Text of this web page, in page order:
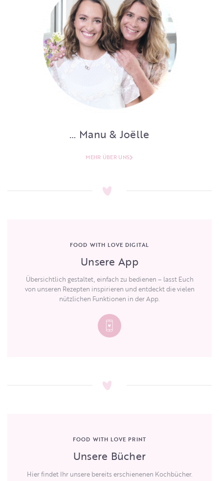
… Manu & Joëlle
MEHR ÜBER UNS
FOOD WITH LOVE DIGITAL
Unsere App
Übersichtlich gestaltet, einfach zu bedienen – lasst Euch
von unseren Rezepten inspirieren und entdeckt die vielen
nützlichen Funktionen in der App.
FOOD WITH LOVE PRINT
Unsere Bücher
Hier findet Ihr unsere bereits erschienenen Kochbücher.